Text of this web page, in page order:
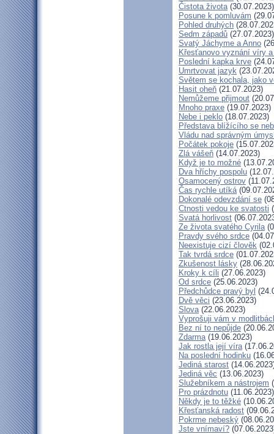
Čistota života(30.07.2023)
Posune k pomluvám
Pohled druhých
Sedm západů (27.07.2023)
Svatý Jáchyme a Anno
Křesťanovo vyznání víry
Poslední kapka krve
Umrtvovat jazyk
Světem se kochala, jako
Hasit oheň (21.07.2023)
Nemůžeme přijmout
Mnoho praxe (19.07.2023)
Nebe i peklo (18.07.2023)
Představa blížícího se
Vládu nad správným
Počátek pokoje
Zlá vášeň (14.07.2023)
Když je to možné
Dva hříchy pospolu
Osamocený ostrov
Čas rychle utíká
Dokonalé odevzdání se
Ctnosti vedou ke svatosti
Svatá horlivost
Ze života svatého Cyrila
Pravdy svého srdce
Neexistuje cizí člověk
Tak tvrdá srdce
Zkušenost lásky
Kroky k cíli (27.06.2023)
Od srdce (25.06.2023)
Předchůdce pravý byl
Dvě věci (23.06.2023)
Slova(22.06.2023)
Vyprošuji vám v
Bez ní to nepůjde
Zdarma(19.06.2023)
Jak rostla její víra
Na poslední hodinku
Jediná starost
Jediná věc (13.06.2023)
Služebníkem a nástrojem
Pro prázdnotu (11.06.2023)
Někdy je to těžké
Křesťanská radost
Pokrme nebeský
Jste vnímaví?